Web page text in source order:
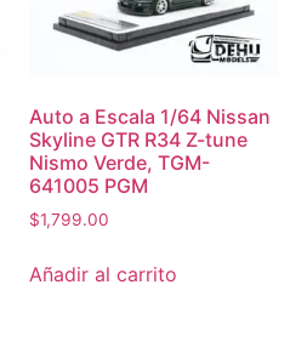
Auto a Escala 1/64 Nissan
Skyline GTR R34 Z-tune
Nismo Verde, TGM-
641005 PGM
$1,799.00
Añadir al carrito